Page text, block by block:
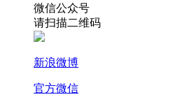
微信公众号
请扫描二维码
新浪微博
官方微信